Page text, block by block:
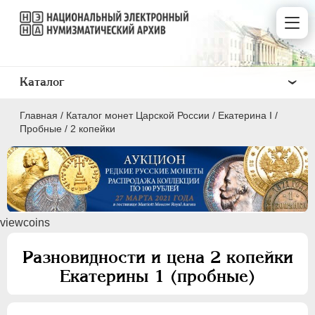
Главная / Каталог монет Царской России / Екатерина I /
Пробные / 2 копейки
viewcoins
Разновидности и цена 2 копейки
Екатерины 1 (пробные)
Каталог
ПEТР I 1699 - 1725
ЕКАТЕРИНА I
Золото